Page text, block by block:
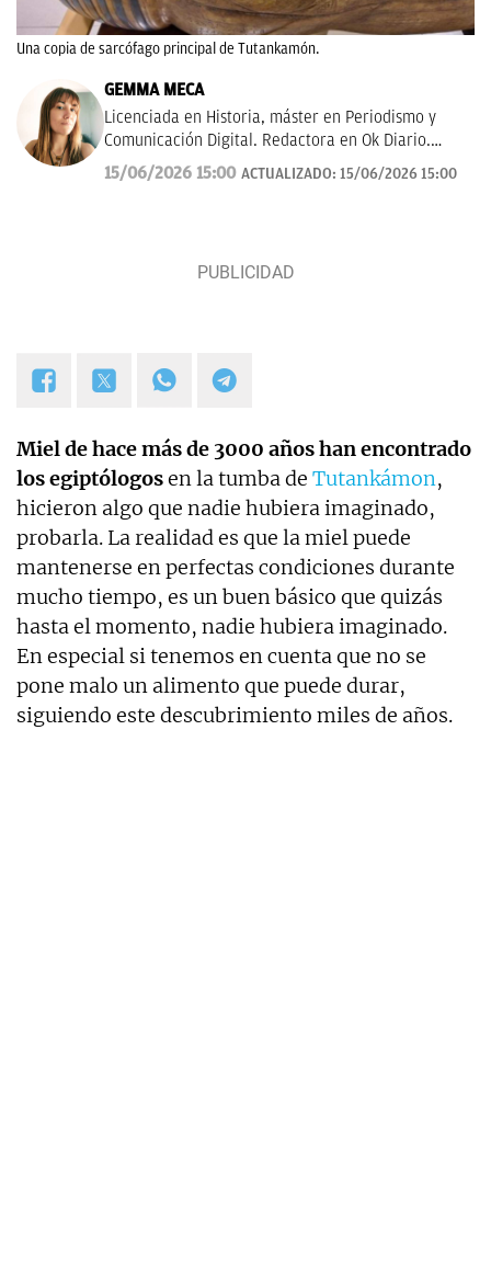
Una copia de sarcófago principal de Tutankamón.
GEMMA MECA
Licenciada en Historia, máster en Periodismo y
Comunicación Digital. Redactora en Ok Diario.
Cuento historias, soy amante de los astros, sigo a la
luna, los TT de Twitter y las tendencias en moda.
15/06/2026 15:00 ACTUALIZADO: 15/06/2026 15:00
Miel de hace más de 3000 años han encontrado
los egiptólogosen la tumba de Tutankámon,
hicieron algo que nadie hubiera imaginado,
probarla. La realidad es que la miel puede
mantenerse en perfectas condiciones durante
mucho tiempo, es un buen básico que quizás
hasta el momento, nadie hubiera imaginado.
En especial si tenemos en cuenta que no se
pone malo un alimento que puede durar,
siguiendo este descubrimiento miles de años.